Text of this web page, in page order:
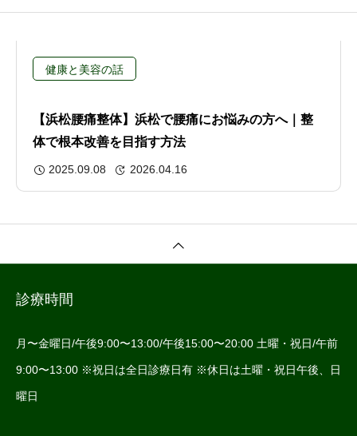
健康と美容の話
【浜松腰痛整体】浜松で腰痛にお悩みの方へ｜整
体で根本改善を目指す方法
2025.09.08 2026.04.16
診療時間
月〜金曜日/午後9:00〜13:00/午後15:00〜20:00 土曜・祝日/午前
9:00〜13:00 ※祝日は全日診療日有 ※休日は土曜・祝日午後、日
曜日